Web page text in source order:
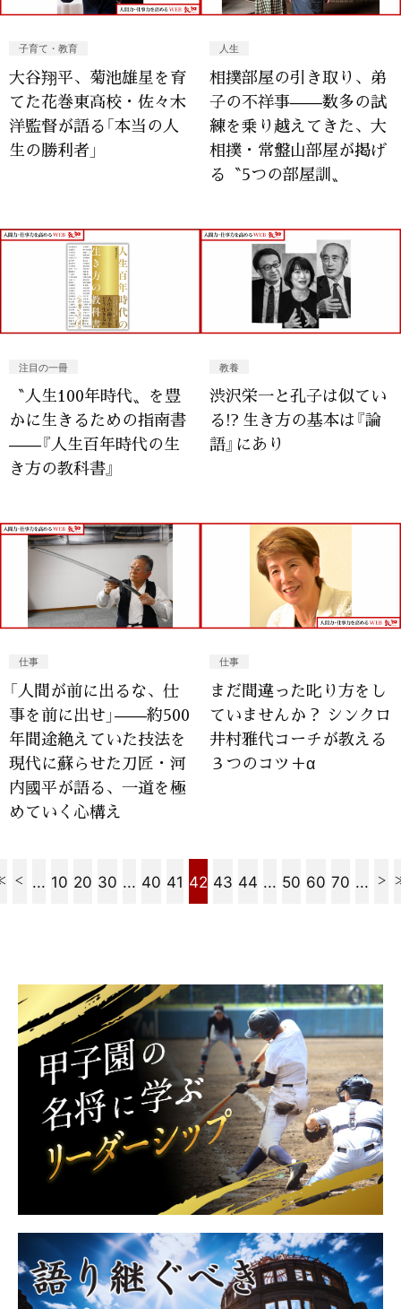
子育て・教育
大谷翔平、菊池雄星を育
てた花巻東高校・佐々木
洋監督が語る「本当の人
生の勝利者」
人生
相撲部屋の引き取り、弟
子の不祥事——数多の試
練を乗り越えてきた、大
相撲・常盤山部屋が掲げ
る〝5つの部屋訓〟
注目の一冊
〝人生100年時代〟を豊
かに生きるための指南書
——『人生百年時代の生
き方の教科書』
教養
渋沢栄一と孔子は似てい
る!? 生き方の基本は『論
語』にあり
仕事
「人間が前に出るな、仕
事を前に出せ」——約500
年間途絶えていた技法を
現代に蘇らせた刀匠・河
内國平が語る、一道を極
めていく心構え
仕事
まだ間違った叱り方をし
ていませんか？ シンクロ
井村雅代コーチが教える
３つのコツ＋α
... 10 20 30 ... 40 41 42 43 44 ... 50 60 70 ...